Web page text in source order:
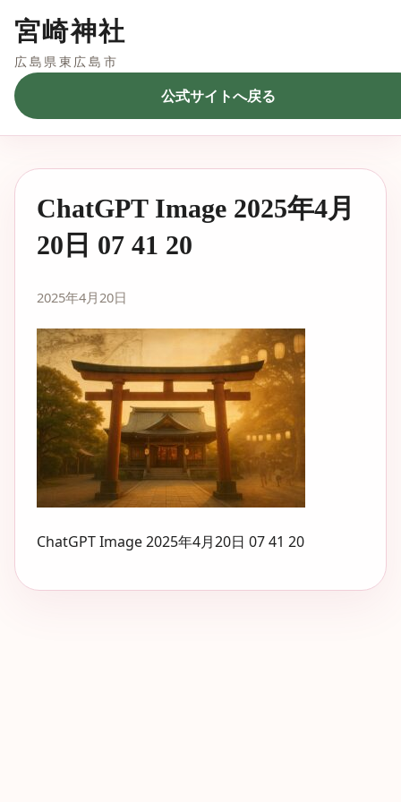
宮崎神社
広島県東広島市
公式サイトへ戻る
ChatGPT Image 2025年4月
20日 07 41 20
2025年4月20日
ChatGPT Image 2025年4月20日 07 41 20